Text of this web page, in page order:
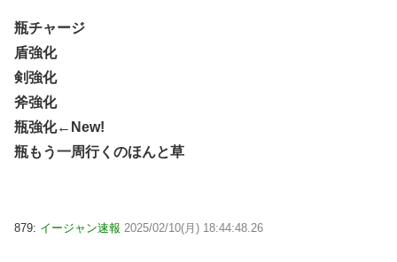
瓶チャージ
盾強化
剣強化
斧強化
瓶強化←New!
瓶もう一周行くのほんと草
879: イージャン速報 2025/02/10(月) 18:44:48.26